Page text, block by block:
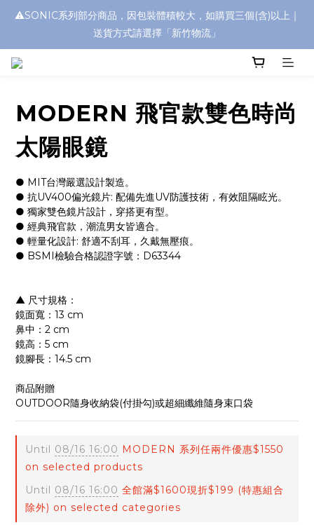
浮水太陽眼鏡🌊 全面升級新上市🎉
⚠️SONIC系列部分商品，因包裝體積較大，如購買三個(含)以上｜
送貨方式請選擇「新竹物流」
MODERN 飛官款雙色時尚
太陽眼鏡
● MIT台灣嚴選設計製造。
● 抗UV400偏光鏡片: 配備先進UV防護技術，有效阻隔眩光。
● 獨家雙色鏡片設計，穿搭更有型。
● 經典飛官款，潮流男女皆適合。
● 輕量化設計: 舒適不刮耳，久戴無壓痕。
● BSMI檢驗合格認證字號：D63344
▲ 尺寸規格：
鏡面寬：13 cm
鼻中：2 cm
鏡高：5 cm
鏡腳長：14.5 cm
商品附贈
OUTDOOR隨身收納袋(付掛勾)或超細纖維隨身束口袋
Until 08/16 16:00 MODERN 系列任兩件優惠$1550
on selected products
Until 08/16 16:00 全館滿$1600現折$199 (特惠組合
除外) on selected categories